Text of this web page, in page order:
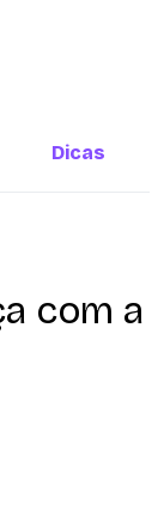
Dicas
com a